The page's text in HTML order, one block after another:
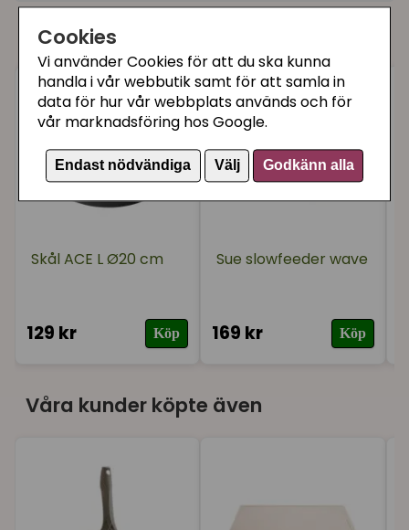
Cookies
Vi använder Cookies för att du ska kunna
handla i vår webbutik samt för att samla in
data för hur vår webbplats används och för
vår marknadsföring hos Google.
Endast nödvändiga Välj Godkänn alla
Maria
för 1 år sedan
Har inte provat än.
Åsa
Funkar bra för min perser katt
Du kanske också gillar
Skål ACE L Ø20 cm
129 kr Köp
Sue slowfeeder wave
169 kr Köp
Våra kunder köpte även